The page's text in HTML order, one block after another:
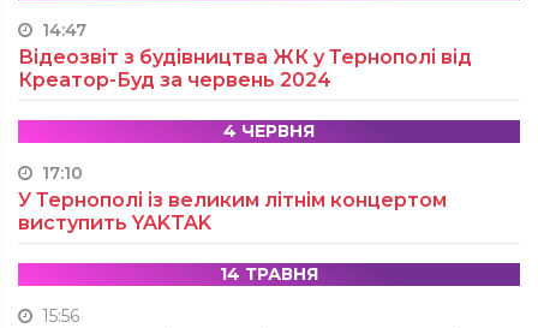
14:47
Відеозвіт з будівництва ЖК у Тернополі від
Креатор-Буд за червень 2024
4 ЧЕРВНЯ
17:10
У Тернополі із великим літнім концертом
виступить YAKTAK
14 ТРАВНЯ
15:56